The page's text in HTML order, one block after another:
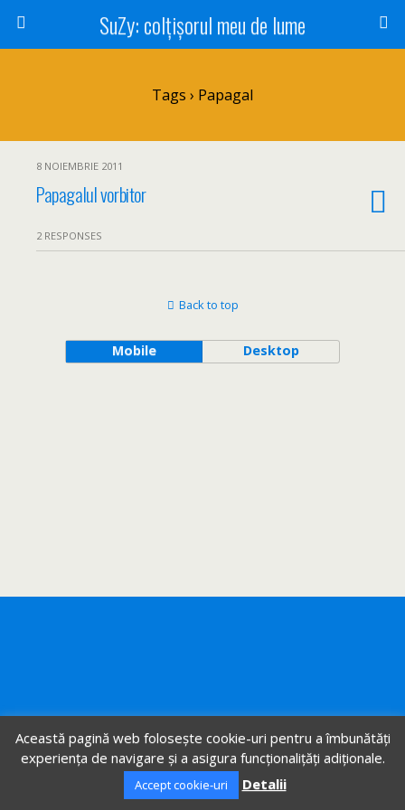
SuZy: colţişorul meu de lume
Tags › Papagal
8 NOIEMBRIE 2011
Papagalul vorbitor
2 RESPONSES
Back to top
Mobile Desktop
Această pagină web folosește cookie-uri pentru a îmbunătăți
experiența de navigare și a asigura funcționalițăți adiționale.
Accept cookie-uri Detalii